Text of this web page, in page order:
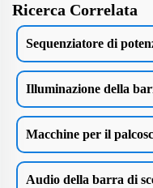
Ricerca Correlata
Sequenziatore di
Illuminazione della
Macchine per il
Audio della barra di